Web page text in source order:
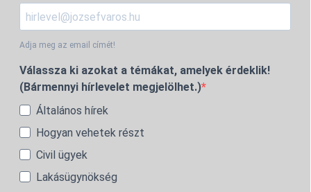
Adja meg az email címét!
Válassza ki azokat a témákat, amelyek érdeklik!
(Bármennyi hírlevelet megjelölhet.)
Általános hírek
Hogyan vehetek részt
Civil ügyek
Lakásügynökség